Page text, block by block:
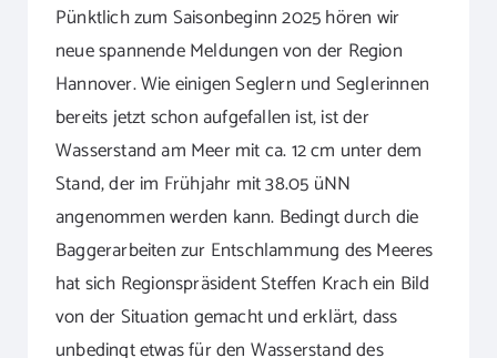
Pünktlich zum Saisonbeginn 2025 hören wir
neue spannende Meldungen von der Region
Hannover. Wie einigen Seglern und Seglerinnen
bereits jetzt schon aufgefallen ist, ist der
Wasserstand am Meer mit ca. 12 cm unter dem
Stand, der im Frühjahr mit 38.05 üNN
angenommen werden kann. Bedingt durch die
Baggerarbeiten zur Entschlammung des Meeres
hat sich Regionspräsident Steffen Krach ein Bild
von der Situation gemacht und erklärt, dass
unbedingt etwas für den Wasserstand des